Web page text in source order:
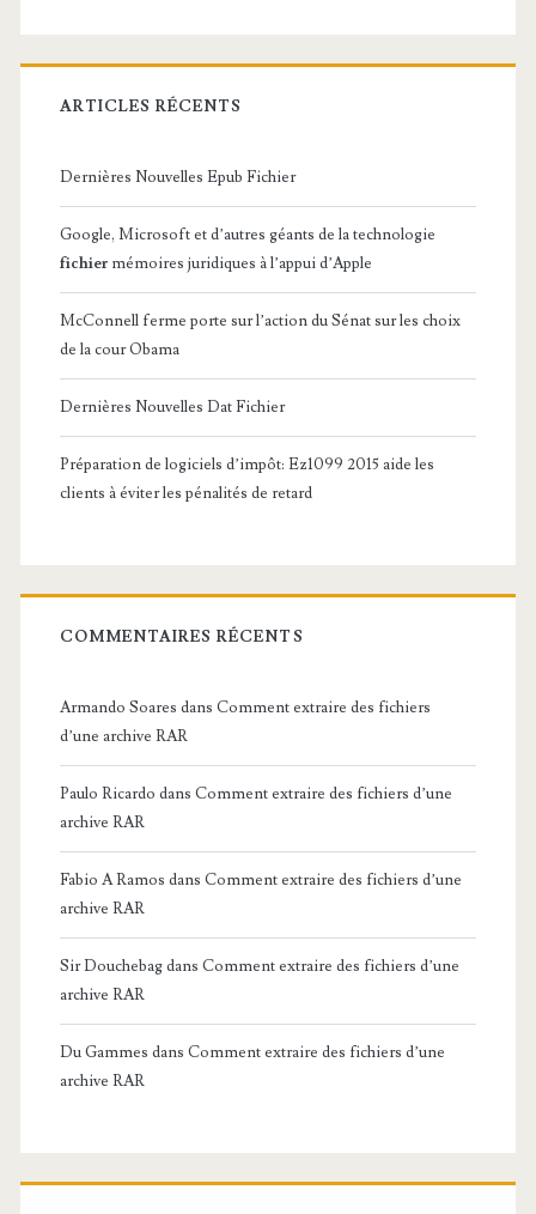
ARTICLES RÉCENTS
Dernières Nouvelles Epub Fichier
Google, Microsoft et d’autres géants de la technologie
fichier mémoires juridiques à l’appui d’Apple
McConnell ferme porte sur l’action du Sénat sur les choix
de la cour Obama
Dernières Nouvelles Dat Fichier
Préparation de logiciels d’impôt: Ez1099 2015 aide les
clients à éviter les pénalités de retard
COMMENTAIRES RÉCENTS
Armando Soares dans Comment extraire des fichiers
d’une archive RAR
Paulo Ricardo dans Comment extraire des fichiers d’une
archive RAR
Fabio A Ramos dans Comment extraire des fichiers d’une
archive RAR
Sir Douchebagdans Comment extraire des fichiers d’une
archive RAR
Du Gammes dans Comment extraire des fichiers d’une
archive RAR